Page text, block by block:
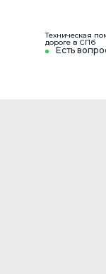
Есть
Техническая
дороге в СПб